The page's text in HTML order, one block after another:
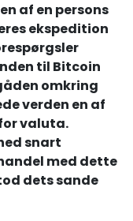
af en persons
ekspedition
til Bitcoin
omkring
verden en af
valuta.
snart
med dette
dets sande